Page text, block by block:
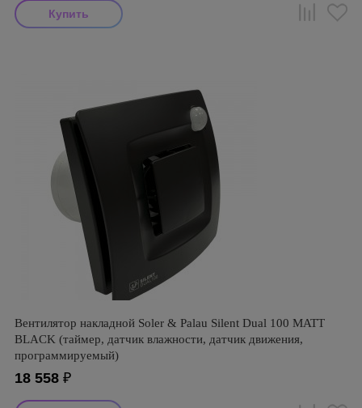
Вентилятор накладной Soler & Palau Silent Dual 100 MATT
BLACK (таймер, датчик влажности, датчик движения,
программируемый)
18 558 ₽